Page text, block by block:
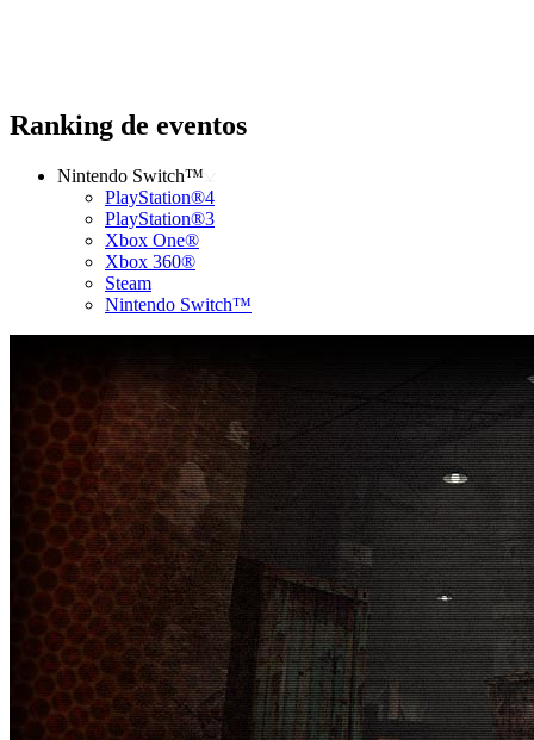
Ranking de eventos
Nintendo Switch™
PlayStation®4
PlayStation®3
Xbox One®
Xbox 360®
Steam
Nintendo Switch™